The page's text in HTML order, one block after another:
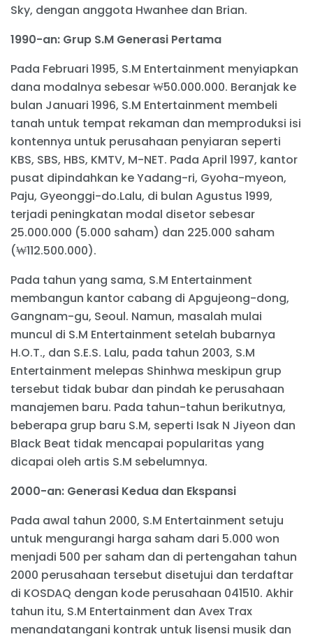
Sky, dengan anggota Hwanhee dan Brian.
1990-an: Grup S.M Generasi Pertama
Pada Februari 1995, S.M Entertainment menyiapkan
dana modalnya sebesar ₩50.000.000. Beranjak ke
bulan Januari 1996, S.M Entertainment membeli
tanah untuk tempat rekaman dan memproduksi isi
kontennya untuk perusahaan penyiaran seperti
KBS, SBS, HBS, KMTV, M-NET. Pada April 1997, kantor
pusat dipindahkan ke Yadang-ri, Gyoha-myeon,
Paju, Gyeonggi-do.Lalu, di bulan Agustus 1999,
terjadi peningkatan modal disetor sebesar
25.000.000 (5.000 saham) dan 225.000 saham
(₩112.500.000).
Pada tahun yang sama, S.M Entertainment
membangun kantor cabang di Apgujeong-dong,
Gangnam-gu, Seoul. Namun, masalah mulai
muncul di S.M Entertainment setelah bubarnya
H.O.T., dan S.E.S. Lalu, pada tahun 2003, S.M
Entertainment melepas Shinhwa meskipun grup
tersebut tidak bubar dan pindah ke perusahaan
manajemen baru. Pada tahun-tahun berikutnya,
beberapa grup baru S.M, seperti Isak N Jiyeon dan
Black Beat tidak mencapai popularitas yang
dicapai oleh artis S.M sebelumnya.
2000-an: Generasi Kedua dan Ekspansi
Pada awal tahun 2000, S.M Entertainment setuju
untuk mengurangi harga saham dari 5.000 won
menjadi 500 per saham dan di pertengahan tahun
2000 perusahaan tersebut disetujui dan terdaftar
di KOSDAQ dengan kode perusahaan 041510. Akhir
tahun itu, S.M Entertainment dan Avex Trax
menandatangani kontrak untuk lisensi musik dan